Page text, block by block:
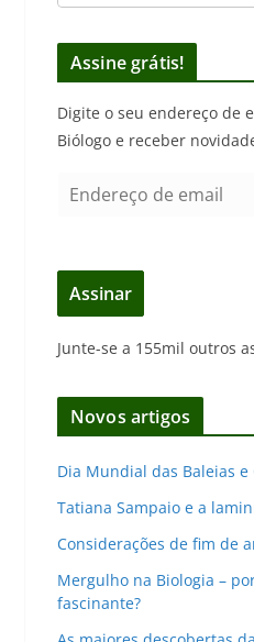
Assine grátis!
Digite o seu endereço de
Biólogo e receber
e
e
ç
d
e
a
i
Assinar
Junte-se a 155mil outros
Novos artigos
Dia Mundial das Baleias e
Tatiana Sampaio e a
Considerações de fim de
Mergulho na Biologia –
fascinante?